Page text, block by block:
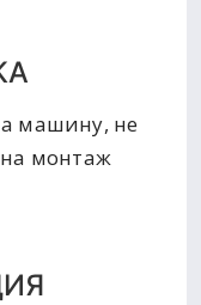
машину, не
монтаж